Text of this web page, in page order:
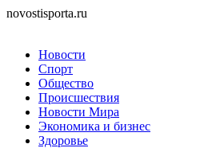
novostisporta.ru
Новости
Спорт
Общество
Происшествия
Новости Мира
Экономика и бизнес
Здоровье